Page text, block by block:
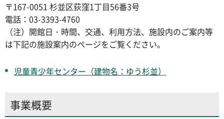
〒167-0051 杉並区荻窪1丁目56番3号
電話：03-3393-4760
（注）開館日・時間、交通、利用方法、施設内のご案内等
は下記の施設案内のページをご覧ください。
児童青少年センター（建物名：ゆう杉並）
事業概要